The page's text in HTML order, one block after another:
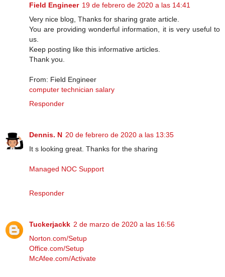
Field Engineer 19 de febrero de 2020 a las 14:41
Very nice blog, Thanks for sharing grate article.
You are providing wonderful information, it is very useful to
us.
Keep posting like this informative articles.
Thank you.
From: Field Engineer
computer technician salary
Responder
Dennis. N 20 de febrero de 2020 a las 13:35
It s looking great. Thanks for the sharing
Managed NOC Support
Responder
Tuckerjackk 2 de marzo de 2020 a las 16:56
Norton.com/Setup
Office.com/Setup
McAfee.com/Activate